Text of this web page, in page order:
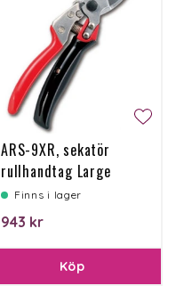
ARS-9XR, sekatör
rullhandtag Large
Finns i lager
943 kr
Köp